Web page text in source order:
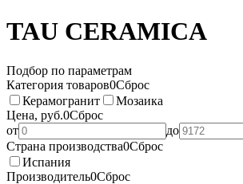
TAU CERAMICA
Подбор по параметрам
Категория товаров0Сброс
Керамогранит
Мозаика
Цена, руб.0Сброс
от
до
Страна производства0Сброс
Испания
Производитель0Сброс